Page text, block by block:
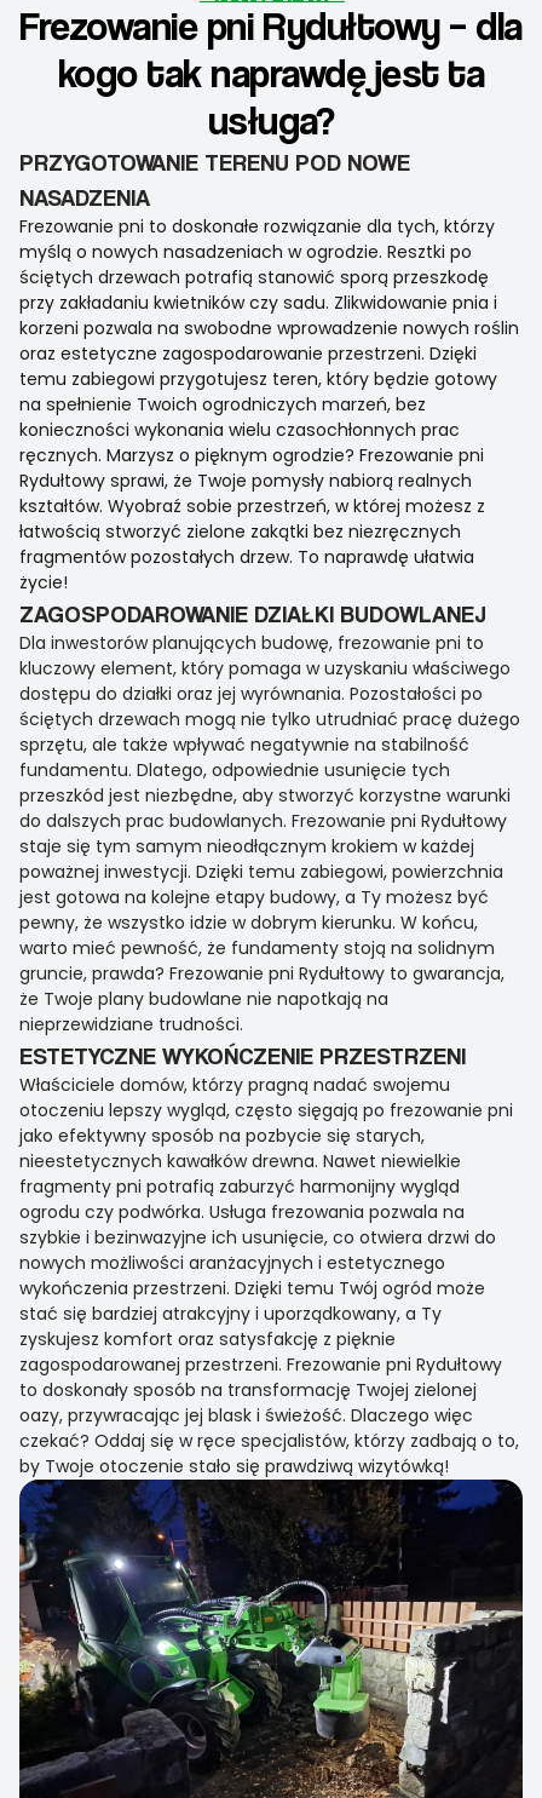
Frezowanie pni Rydułtowy – dla
kogo tak naprawdę jest ta
usługa?
PRZYGOTOWANIE TERENU POD NOWE
NASADZENIA
Frezowanie pni to doskonałe rozwiązanie dla tych, którzy
myślą o nowych nasadzeniach w ogrodzie. Resztki po
ściętych drzewach potrafią stanowić sporą przeszkodę
przy zakładaniu kwietników czy sadu. Zlikwidowanie pnia i
korzeni pozwala na swobodne wprowadzenie nowych roślin
oraz estetyczne zagospodarowanie przestrzeni. Dzięki
temu zabiegowi przygotujesz teren, który będzie gotowy
na spełnienie Twoich ogrodniczych marzeń, bez
konieczności wykonania wielu czasochłonnych prac
ręcznych. Marzysz o pięknym ogrodzie? Frezowanie pni
Rydułtowy sprawi, że Twoje pomysły nabiorą realnych
kształtów. Wyobraź sobie przestrzeń, w której możesz z
łatwością stworzyć zielone zakątki bez niezręcznych
fragmentów pozostałych drzew. To naprawdę ułatwia
życie!
ZAGOSPODAROWANIE DZIAŁKI BUDOWLANEJ
Dla inwestorów planujących budowę, frezowanie pni to
kluczowy element, który pomaga w uzyskaniu właściwego
dostępu do działki oraz jej wyrównania. Pozostałości po
ściętych drzewach mogą nie tylko utrudniać pracę dużego
sprzętu, ale także wpływać negatywnie na stabilność
fundamentu. Dlatego, odpowiednie usunięcie tych
przeszkód jest niezbędne, aby stworzyć korzystne warunki
do dalszych prac budowlanych. Frezowanie pni Rydułtowy
staje się tym samym nieodłącznym krokiem w każdej
poważnej inwestycji. Dzięki temu zabiegowi, powierzchnia
jest gotowa na kolejne etapy budowy, a Ty możesz być
pewny, że wszystko idzie w dobrym kierunku. W końcu,
warto mieć pewność, że fundamenty stoją na solidnym
gruncie, prawda? Frezowanie pni Rydułtowy to gwarancja,
że Twoje plany budowlane nie napotkają na
nieprzewidziane trudności.
ESTETYCZNE WYKOŃCZENIE PRZESTRZENI
Właściciele domów, którzy pragną nadać swojemu
otoczeniu lepszy wygląd, często sięgają po frezowanie pni
jako efektywny sposób na pozbycie się starych,
nieestetycznych kawałków drewna. Nawet niewielkie
fragmenty pni potrafią zaburzyć harmonijny wygląd
ogrodu czy podwórka. Usługa frezowania pozwala na
szybkie i bezinwazyjne ich usunięcie, co otwiera drzwi do
nowych możliwości aranżacyjnych i estetycznego
wykończenia przestrzeni. Dzięki temu Twój ogród może
stać się bardziej atrakcyjny i uporządkowany, a Ty
zyskujesz komfort oraz satysfakcję z pięknie
zagospodarowanej przestrzeni. Frezowanie pni Rydułtowy
to doskonały sposób na transformację Twojej zielonej
oazy, przywracając jej blask i świeżość. Dlaczego więc
czekać? Oddaj się w ręce specjalistów, którzy zadbają o to,
by Twoje otoczenie stało się prawdziwą wizytówką!